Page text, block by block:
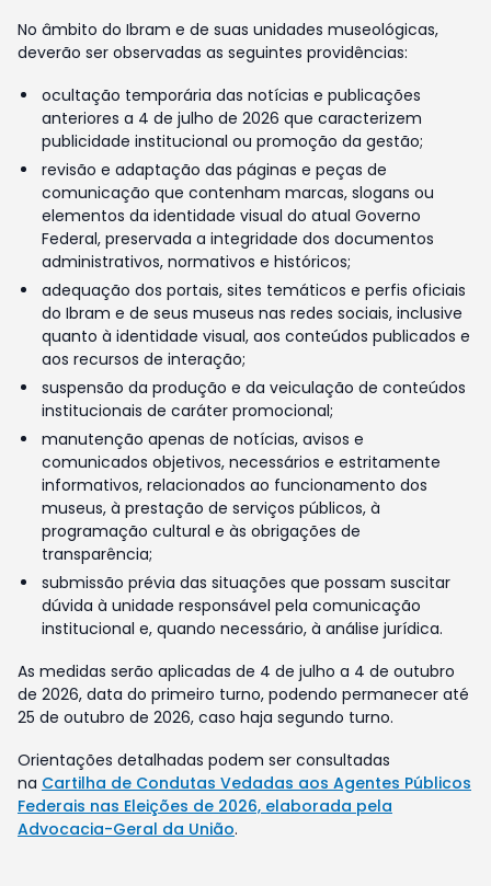
No âmbito do Ibram e de suas unidades museológicas,
deverão ser observadas as seguintes providências:
ocultação temporária das notícias e publicações
anteriores a 4 de julho de 2026 que caracterizem
publicidade institucional ou promoção da gestão;
revisão e adaptação das páginas e peças de
comunicação que contenham marcas, slogans ou
elementos da identidade visual do atual Governo
Federal, preservada a integridade dos documentos
administrativos, normativos e históricos;
adequação dos portais, sites temáticos e perfis oficiais
do Ibram e de seus museus nas redes sociais, inclusive
quanto à identidade visual, aos conteúdos publicados e
aos recursos de interação;
suspensão da produção e da veiculação de conteúdos
institucionais de caráter promocional;
manutenção apenas de notícias, avisos e
comunicados objetivos, necessários e estritamente
informativos, relacionados ao funcionamento dos
museus, à prestação de serviços públicos, à
programação cultural e às obrigações de
transparência;
submissão prévia das situações que possam suscitar
dúvida à unidade responsável pela comunicação
institucional e, quando necessário, à análise jurídica.
As medidas serão aplicadas de 4 de julho a 4 de outubro
de 2026, data do primeiro turno, podendo permanecer até
25 de outubro de 2026, caso haja segundo turno.
Orientações detalhadas podem ser consultadas
na Cartilha de Condutas Vedadas aos Agentes Públicos
Federais nas Eleições de 2026, elaborada pela
Advocacia-Geral da União.